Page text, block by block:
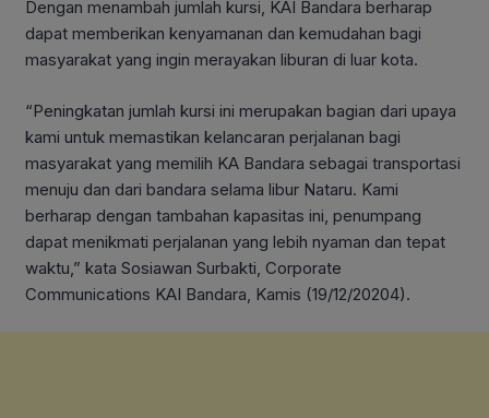
Dengan menambah jumlah kursi, KAI Bandara berharap
dapat memberikan kenyamanan dan kemudahan bagi
masyarakat yang ingin merayakan liburan di luar kota.
“Peningkatan jumlah kursi ini merupakan bagian dari upaya
kami untuk memastikan kelancaran perjalanan bagi
masyarakat yang memilih KA Bandara sebagai transportasi
menuju dan dari bandara selama libur Nataru. Kami
berharap dengan tambahan kapasitas ini, penumpang
dapat menikmati perjalanan yang lebih nyaman dan tepat
waktu,” kata Sosiawan Surbakti, Corporate
Communications KAI Bandara, Kamis (19/12/20204).